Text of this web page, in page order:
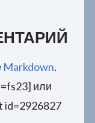
Markdown.
или
id=2926827